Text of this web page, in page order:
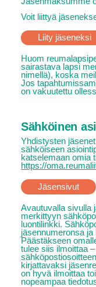
Voit liittyä
Liity jäseneksi
Huom
sairastava lapsi
nimellä), koska
Jos
on vakuutettu
Sähköinen
Yhdistysten
sähköiseen
katselemaan omia
https://
Jäsensivut
Avautuvalla sivulla
merkittyyn
luontilinkki.
jäsennumeronsa
Päästäkseen
tulee siis ilmoittaa
kirjattavaksi
on hyvä ilmoittaa
nopeampaa